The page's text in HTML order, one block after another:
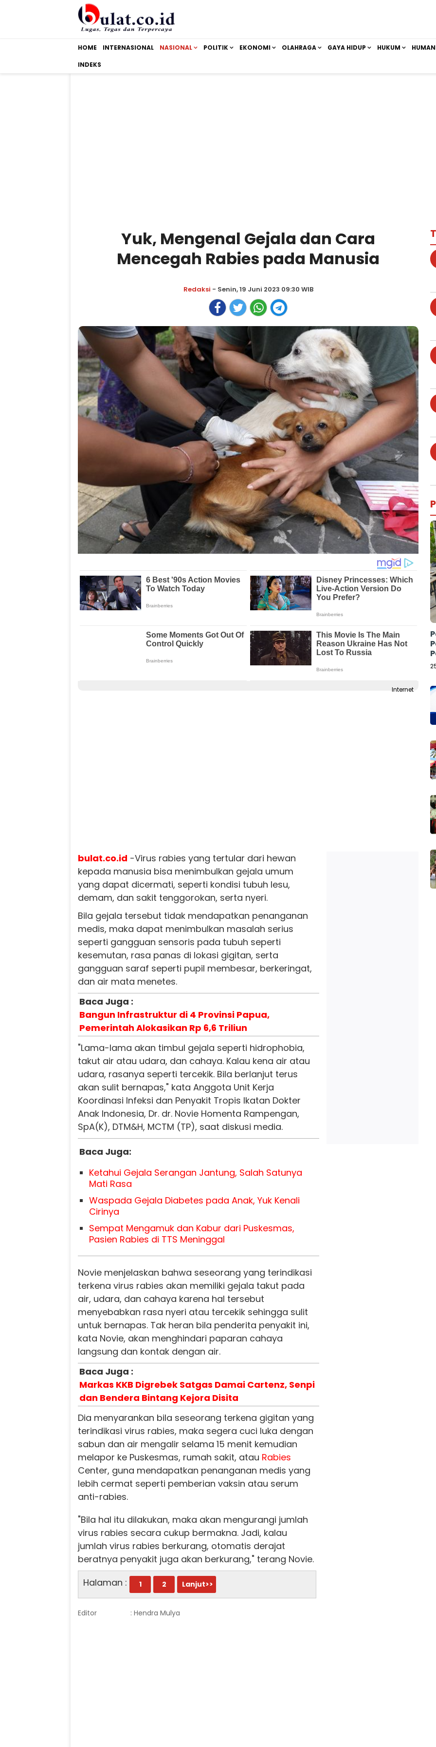
HOME INTERNASIONAL NASIONAL POLITIK EKONOMI OLAHRAGA GAYA HIDUP HUKUM
INDEKS
Yuk, Mengenal Gejala dan Cara
Mencegah Rabies pada Manusia
Redaksi - Senin, 19 Juni 2023 09:30 WIB
Internet
bulat.co.id -Virus rabies yang tertular dari hewan
kepada manusia bisa menimbulkan gejala umum
yang dapat dicermati, seperti kondisi tubuh lesu,
demam, dan sakit tenggorokan, serta nyeri.
Bila gejala tersebut tidak mendapatkan penanganan
medis, maka dapat menimbulkan masalah serius
seperti gangguan sensoris pada tubuh seperti
kesemutan, rasa panas di lokasi gigitan, serta
gangguan saraf seperti pupil membesar, berkeringat,
dan air mata menetes.
Baca Juga :
Bangun Infrastruktur di 4 Provinsi Papua,
Pemerintah Alokasikan Rp 6,6 Triliun
"Lama-lama akan timbul gejala seperti hidrophobia,
takut air atau udara, dan cahaya. Kalau kena air atau
udara, rasanya seperti tercekik. Bila berlanjut terus
akan sulit bernapas," kata Anggota Unit Kerja
Koordinasi Infeksi dan Penyakit Tropis Ikatan Dokter
Anak Indonesia, Dr. dr. Novie Homenta Rampengan,
SpA(K), DTM&H, MCTM (TP), saat diskusi media.
Baca Juga:
Ketahui Gejala Serangan Jantung, Salah Satunya
Mati Rasa
Waspada Gejala Diabetes pada Anak, Yuk Kenali
Cirinya
Sempat Mengamuk dan Kabur dari Puskesmas,
Pasien Rabies di TTS Meninggal
Novie menjelaskan bahwa seseorang yang terindikasi
terkena virus rabies akan memiliki gejala takut pada
air, udara, dan cahaya karena hal tersebut
menyebabkan rasa nyeri atau tercekik sehingga sulit
untuk bernapas. Tak heran bila penderita penyakit ini,
kata Novie, akan menghindari paparan cahaya
langsung dan kontak dengan air.
Baca Juga :
Markas KKB Digrebek Satgas Damai Cartenz, Senpi
dan Bendera Bintang Kejora Disita
Dia menyarankan bila seseorang terkena gigitan yang
terindikasi virus rabies, maka segera cuci luka dengan
sabun dan air mengalir selama 15 menit kemudian
melapor ke Puskesmas, rumah sakit, atau Rabies
Center, guna mendapatkan penanganan medis yang
lebih cermat seperti pemberian vaksin atau serum
anti-rabies.
"Bila hal itu dilakukan, maka akan mengurangi jumlah
virus rabies secara cukup bermakna. Jadi, kalau
jumlah virus rabies berkurang, otomatis derajat
beratnya penyakit juga akan berkurang," terang Novie.
Halaman :
1 2 Lanjut>>
Editor : Hendra Mulya